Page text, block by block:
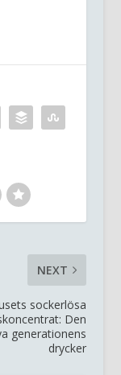
NEXT
sockerlösa
Den
generationens
drycker